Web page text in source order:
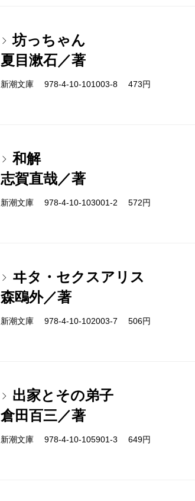
坊っちゃん
夏目漱石／著
新潮文庫 978-4-10-101003-8 473円
和解
志賀直哉／著
新潮文庫 978-4-10-103001-2 572円
ヰタ・セクスアリス
森鴎外／著
新潮文庫 978-4-10-102003-7 506円
出家とその弟子
倉田百三／著
新潮文庫 978-4-10-105901-3 649円